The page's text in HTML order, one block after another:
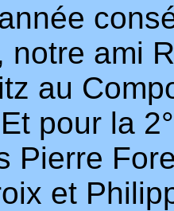
notre ami
au
pour la
Pierre
et